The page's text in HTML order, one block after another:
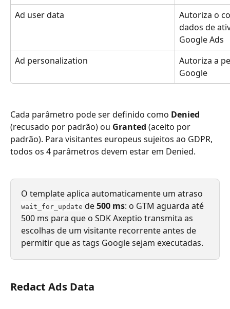
Ad user data
Autoriza o
dados de
Google Ads
Ad personalization
Autoriza a
Google
Cada parâmetro pode ser definido como Denied
(recusado por padrão) ou Granted (aceito por
padrão). Para visitantes europeus sujeitos ao GDPR,
todos os 4 parâmetros devem estar em Denied.
O template aplica automaticamente um atraso
wait_for_update de 500 ms: o GTM aguarda até
500 ms para que o SDK Axeptio transmita as
escolhas de um visitante recorrente antes de
permitir que as tags Google sejam executadas.
Redact Ads Data